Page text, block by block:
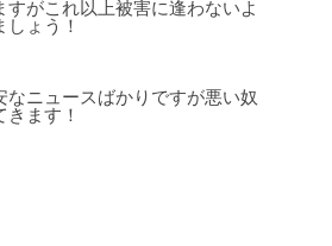
すがこれ以上被害に逢わないよ
ょう！
なニュースばかりですが悪い奴
ます！